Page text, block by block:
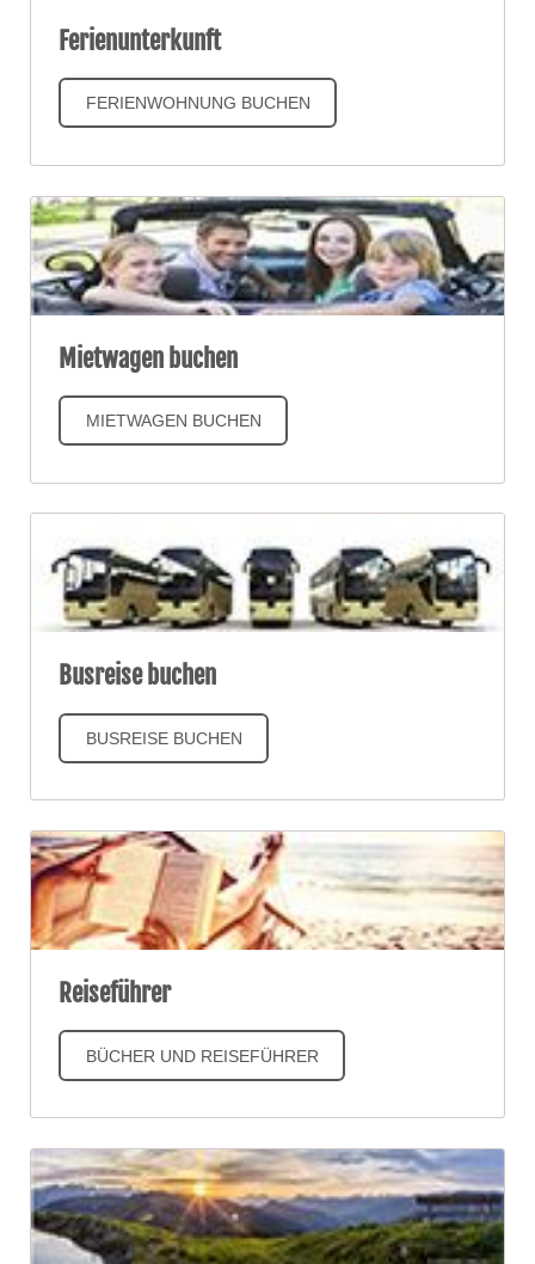
Ferienunterkunft
FERIENWOHNUNG BUCHEN
Mietwagen buchen
MIETWAGEN BUCHEN
Busreise buchen
BUSREISE BUCHEN
Reiseführer
BÜCHER UND REISEFÜHRER